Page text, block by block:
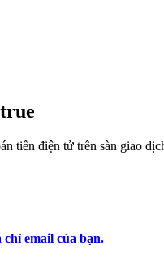
hồng giao dịch sao chép
tin giao dịch, v.v.
tiền điện tử trên sàn giao
email của bạn.